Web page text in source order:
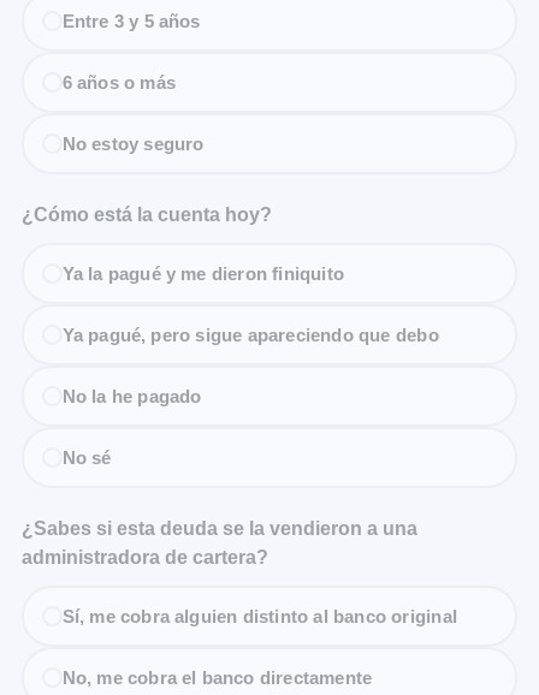
Entre 3 y 5 años
6 años o más
No estoy seguro
¿Cómo está la cuenta hoy?
Ya la pagué y me dieron finiquito
Ya pagué, pero sigue apareciendo que debo
No la he pagado
No sé
¿Sabes si esta deuda se la vendieron a una
administradora de cartera?
Sí, me cobra alguien distinto al banco original
No, me cobra el banco directamente